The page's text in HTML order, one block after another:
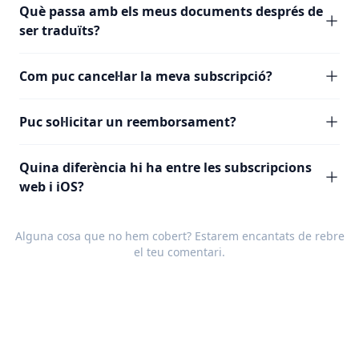
Què passa amb els meus documents després de
ser traduïts?
Com puc cancel·lar la meva subscripció?
Puc sol·licitar un reemborsament?
Quina diferència hi ha entre les subscripcions
web i iOS?
Alguna cosa que no hem cobert? Estarem encantats de rebre
el teu comentari.